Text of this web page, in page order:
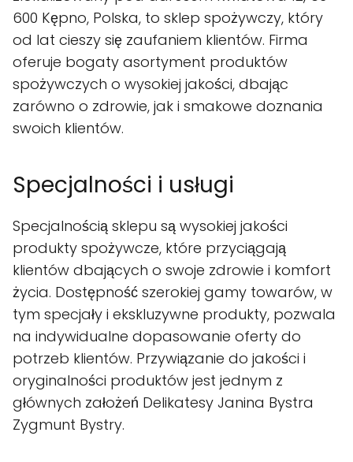
600 Kępno, Polska, to sklep spożywczy, który
od lat cieszy się zaufaniem klientów. Firma
oferuje bogaty asortyment produktów
spożywczych o wysokiej jakości, dbając
zarówno o zdrowie, jak i smakowe doznania
swoich klientów.
Specjalności i usługi
Specjalnością sklepu są wysokiej jakości
produkty spożywcze, które przyciągają
klientów dbających o swoje zdrowie i komfort
życia. Dostępność szerokiej gamy towarów, w
tym specjały i ekskluzywne produkty, pozwala
na indywidualne dopasowanie oferty do
potrzeb klientów. Przywiązanie do jakości i
oryginalności produktów jest jednym z
głównych założeń Delikatesy Janina Bystra
Zygmunt Bystry.